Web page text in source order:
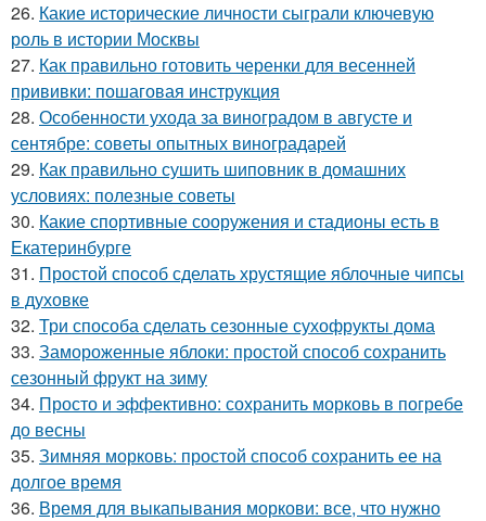
26. Какие исторические личности сыграли ключевую
роль в истории Москвы
27. Как правильно готовить черенки для весенней
прививки: пошаговая инструкция
28. Особенности ухода за виноградом в августе и
сентябре: советы опытных виноградарей
29. Как правильно сушить шиповник в домашних
условиях: полезные советы
30. Какие спортивные сооружения и стадионы есть в
Екатеринбурге
31. Простой способ сделать хрустящие яблочные чипсы
в духовке
32. Три способа сделать сезонные сухофрукты дома
33. Замороженные яблоки: простой способ сохранить
сезонный фрукт на зиму
34. Просто и эффективно: сохранить морковь в погребе
до весны
35. Зимняя морковь: простой способ сохранить ее на
долгое время
36. Время для выкапывания моркови: все, что нужно